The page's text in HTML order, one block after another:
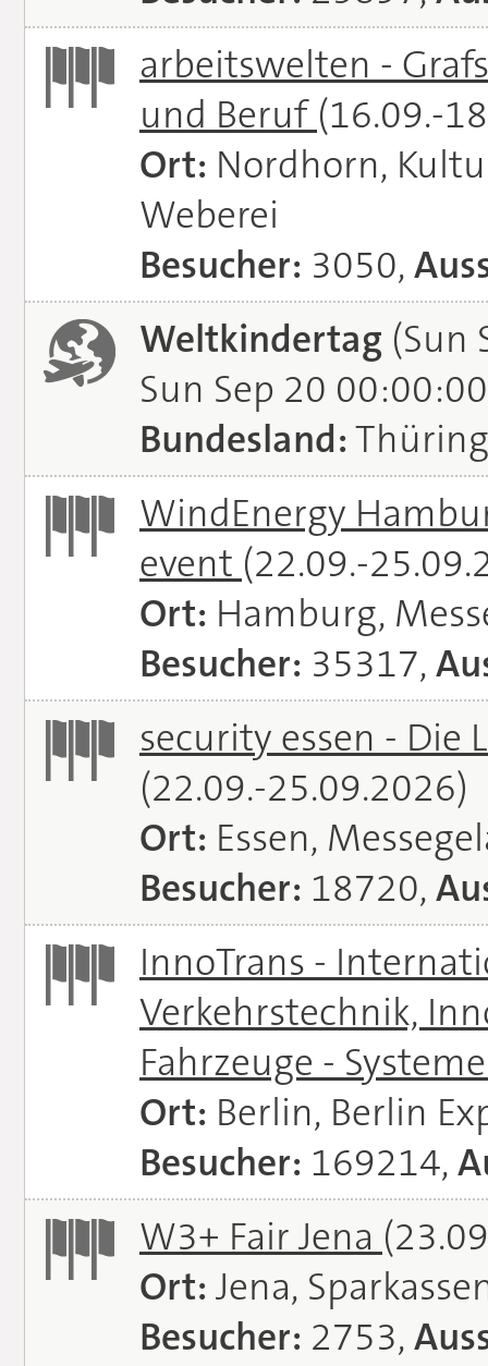
arbeitswelten -
und Beruf (16.09.-
Ort: Nordhorn,
Weberei
Besucher: 3050,
Weltkindertag (Sun
Sun Sep 20
Bundesland:
WindEnergy
event (22.09.-
Ort: Hamburg,
Besucher: 35317,
security essen - Die
(22.09.-25.09.2026)
Ort: Essen,
Besucher: 18720,
InnoTrans -
Verkehrstechnik,
Fahrzeuge -
Ort: Berlin, Berlin
Besucher: 169214,
W3+ Fair Jena
Ort: Jena,
Besucher: 2753,